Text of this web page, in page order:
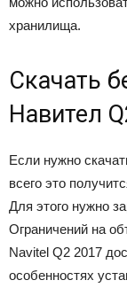
хранилища.
Скачать
Навител
Если нужно
всего это
Для этого нужно
Ограничений на
Navitel Q2 2017
особенностях